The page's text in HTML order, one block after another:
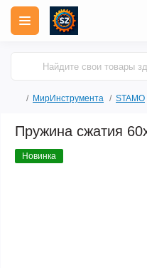
МирИнструмента STAMO
Пружина сжатия
Новинка